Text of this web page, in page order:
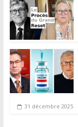
31 décembre 2025